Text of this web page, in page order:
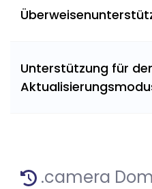
Unterstützung für
.camera